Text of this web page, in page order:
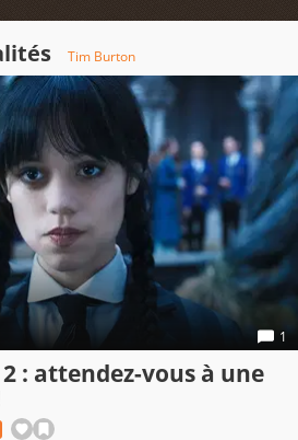
Tim Burton
1
: attendez-vous à une